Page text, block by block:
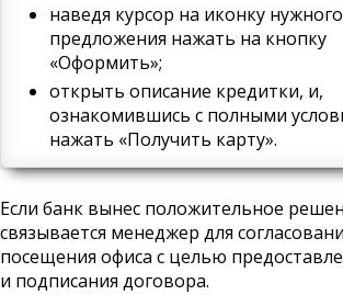
наведя курсор на иконку нужного
предложения нажать на кнопку
«Оформить»;
открыть описание кредитки, и,
ознакомившись с полными
нажать «Получить карту».
Если банк вынес положительное
связывается менеджер для
посещения офиса с целью
и подписания договора.